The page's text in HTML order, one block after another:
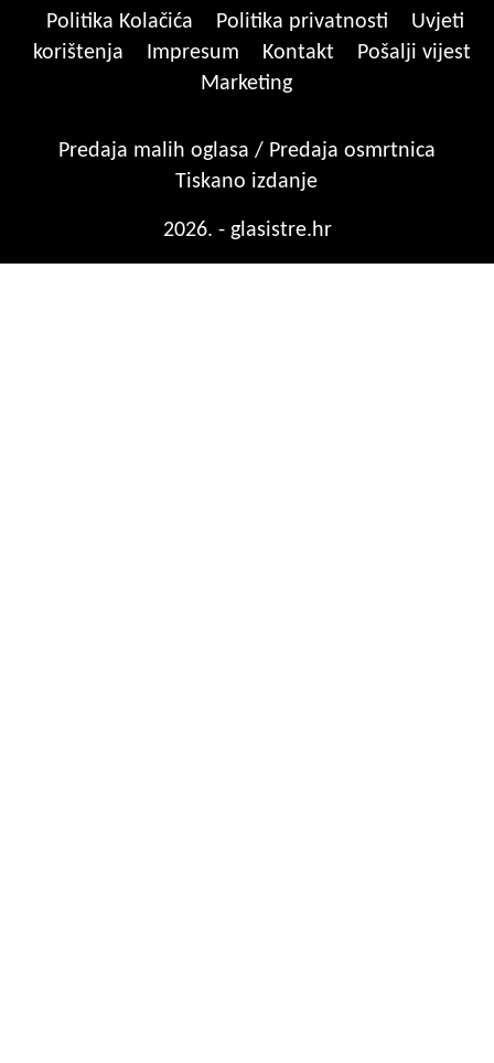
Politika Kolačića Politika privatnosti
Uvjeti
korištenja
Impresum Kontakt
Pošalji vijest
Marketing
Predaja malih oglasa / Predaja osmrtnica
Tiskano izdanje
2026. - glasistre.hr